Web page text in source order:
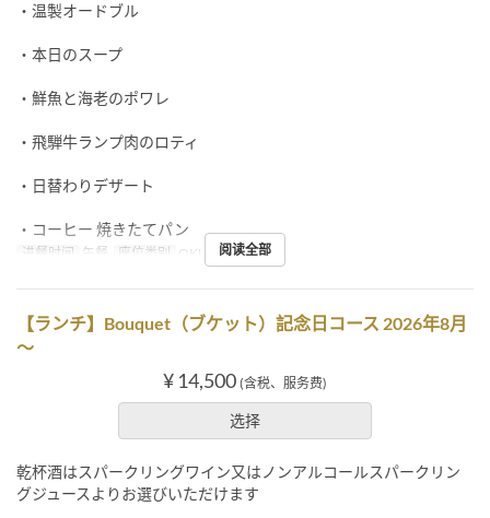
・温製オードブル
・本日のスープ
・鮮魚と海老のポワレ
・飛騨牛ランプ肉のロティ
・日替わりデザート
・コーヒー 焼きたてパン
进餐时间 午餐 座位类别 OKUMURATEI
阅读全部
【ランチ】Bouquet（ブケット）記念日コース 2026年8月
～
¥ 14,500 (含税、服务费)
选择
乾杯酒はスパークリングワイン又はノンアルコールスパークリン
グジュースよりお選びいただけます